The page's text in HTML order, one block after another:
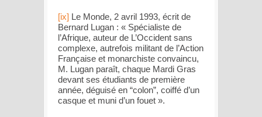
[ix] Le Monde, 2 avril 1993, écrit de
Bernard Lugan : « Spécialiste de
l’Afrique, auteur de L’Occident sans
complexe, autrefois militant de l’Action
Française et monarchiste convaincu,
M. Lugan paraît, chaque Mardi Gras
devant ses étudiants de première
année, déguisé en “colon”, coiffé d’un
casque et muni d’un fouet ».